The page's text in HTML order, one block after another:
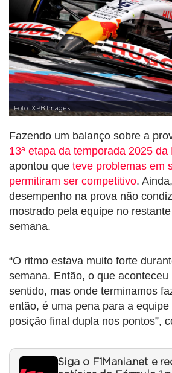
Foto: XPB Images
Fazendo um balanço sobre a
13ª etapa da temporada 2025 da
apontou que teve problemas em
permitiram ser competitivo.
desempenho na prova não
mostrado pela equipe no
semana.
“O ritmo estava muito forte
semana. Então, o que
sentido, mas onde terminamos
então, é uma pena para a equipe
posição final dupla nos pontos”,
Siga o F1Mania.net e